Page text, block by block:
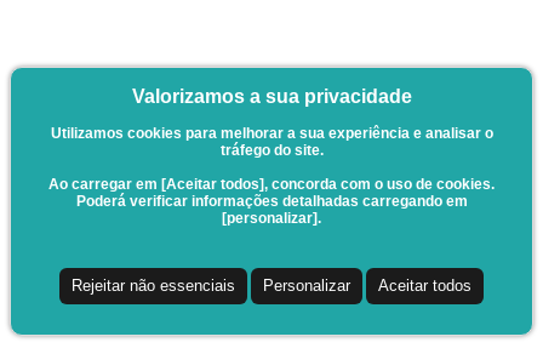
Valorizamos a sua privacidade
Utilizamos cookies para melhorar a sua experiência e analisar o
tráfego do site.
Ao carregar em [Aceitar todos], concorda com o uso de cookies.
Poderá verificar informações detalhadas carregando em
[personalizar].
Rejeitar não essenciais Personalizar Aceitar todos